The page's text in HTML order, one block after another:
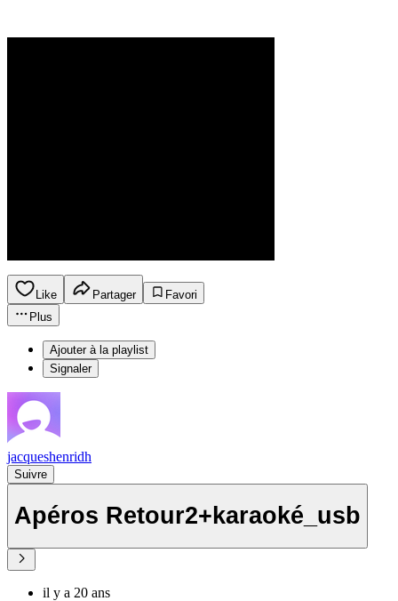
Like Partager
Favori
Plus
Ajouter à la playlist
Signaler
jacqueshenridh
Suivre
Apéros Retour2+karaoké_usb
il y a 20 ans